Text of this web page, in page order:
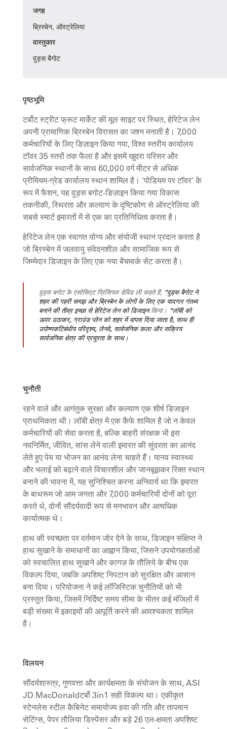
जगह
ब्रिस्बेन, ऑस्ट्रेलिया
वास्तुकार
वुड्स बैगोट
पृष्ठभूमि
टर्बोट स्ट्रीट फ्रूट मार्केट की मूल साइट पर स्थित, हेरिटेज लेन
अपनी प्रामाणिक ब्रिस्बेन विरासत का जश्न मनाती है। 7,000
कर्मचारियों के लिए डिज़ाइन किया गया, विश्व स्तरीय कार्यालय
टॉवर 35 स्तरों तक फैला है और इसमें खुदरा परिसर और
सार्वजनिक स्थानों के साथ 60,000 वर्ग मीटर से अधिक
प्रीमियम-ग्रेड कार्यालय स्थान शामिल है। 'पोडियम पर टॉवर' के
रूप में फैशन, यह वुड्स बगोट-डिज़ाइन किया गया विकास
तकनीकी, स्थिरता और कल्याण के दृष्टिकोण से ऑस्ट्रेलिया की
सबसे स्मार्ट इमारतों में से एक का प्रतिनिधित्व करता है।
हेरिटेज लेन एक स्वागत योग्य और संयोजी स्थान प्रदान करता है
जो ब्रिस्बेन में जलवायु संवेदनशील और सामाजिक रूप से
जिम्मेदार डिजाइन के लिए एक नया बेंचमार्क सेट करता है।
वुड्स बगोट के एसोसिएट प्रिंसिपल डेविड ली कहते हैं, "वुड्स बैगोट ने
शहर की गहरी समझ और ब्रिस्बेन के लोगों के लिए एक यादगार गंतव्य
बनाने की तीव्र इच्छा से हेरिटेज लेन को डिजाइनकिया। "लॉबी को
ऊपर उठाकर, ग्राउंड प्लेन को शहर में वापस दिया जाता है, साथ ही
उपोष्णकटिबंधीय परिदृश्य, लेनवे, सार्वजनिक कला और सक्रिय
सार्वजनिक क्षेत्र की प्रचुरता के साथ।
चुनौती
रहने वाले और आगंतुक सुरक्षा और कल्याण एक शीर्ष डिजाइन
प्राथमिकता थी। लॉबी क्षेत्र में एक कैफे शामिल है जो न केवल
कर्मचारियों की सेवा करता है, बल्कि बाहरी संरक्षक भी इस
नवनिर्मित, जीवित, सांस लेने वाली इमारत की सुंदरता का आनंद
लेते हुए पेय या भोजन का आनंद लेना चाहते हैं। मानव स्वास्थ्य
और भलाई को बढ़ाने वाले विचारशील और जानबूझकर रिक्त स्थान
बनाने की भावना में, यह सुनिश्चित करना अनिवार्य था कि इमारत
के बाथरूम जो आम जनता और 7,000 कर्मचारियों दोनों को पूरा
करते थे, दोनों सौंदर्यवादी रूप से मनभावन और अत्यधिक
कार्यात्मक थे।
हाथ की स्वच्छता पर वर्तमान जोर देने के साथ, डिजाइन संक्षिप्त ने
हाथ सुखाने के समाधानों का आह्वान किया, जिसने उपयोगकर्ताओं
को स्वचालित हाथ सुखाने और कागज़ के तौलिये के बीच एक
विकल्प दिया, जबकि अपशिष्ट निपटान को सुरक्षित और आसान
बना दिया। परियोजना ने कई लॉजिस्टिक चुनौतियों को भी
प्रस्तुत किया, जिसमें निर्दिष्ट समय सीमा के भीतर कई मंजिलों में
बड़ी संख्या में इकाइयों की आपूर्ति करने की आवश्यकता शामिल
है।
विलयन
सौंदर्यशास्त्र, गुणवत्ता और कार्यक्षमता के संयोजन के साथ, ASI
JD MacDonaldटर्बो 3in1 सही विकल्प था। एकीकृत
स्टेनलेस स्टील कैबिनेट समायोज्य हवा की गति और तापमान
सेटिंग्स, पेपर तौलिया डिस्पेंसर और बड़े 26 एल-क्षमता अपशिष्ट